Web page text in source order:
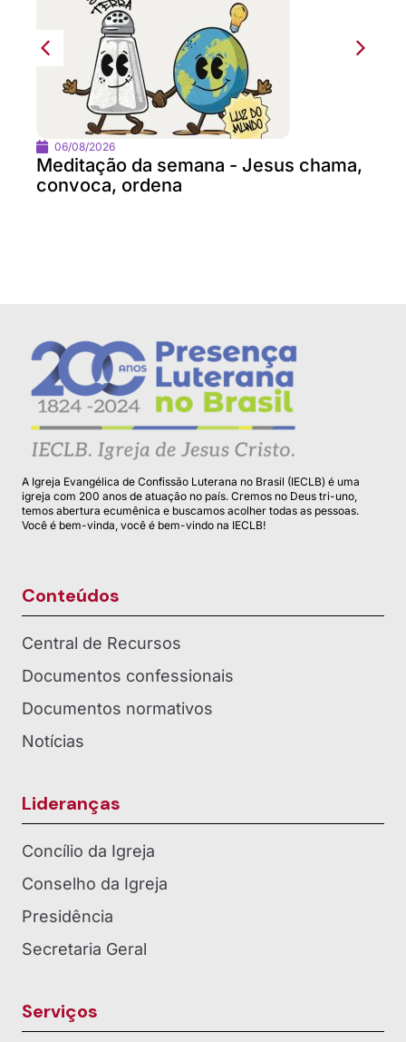
06/08/2026
Meditação da semana - Jesus chama,
convoca, ordena
A Igreja Evangélica de Confissão Luterana no Brasil (IECLB) é uma
igreja com 200 anos de atuação no país. Cremos no Deus tri-uno,
temos abertura ecumênica e buscamos acolher todas as pessoas.
Você é bem-vinda, você é bem-vindo na IECLB!
Conteúdos
Central de Recursos
Documentos confessionais
Documentos normativos
Notícias
Lideranças
Concílio da Igreja
Conselho da Igreja
Presidência
Secretaria Geral
Serviços